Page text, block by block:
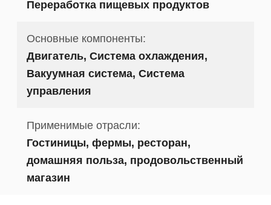
Переработка пищевых продуктов
Основные компоненты:
Двигатель, Система охлаждения,
Вакуумная система, Система
управления
Применимые отрасли:
Гостиницы, фермы, ресторан,
домашняя польза, продовольственный
магазин